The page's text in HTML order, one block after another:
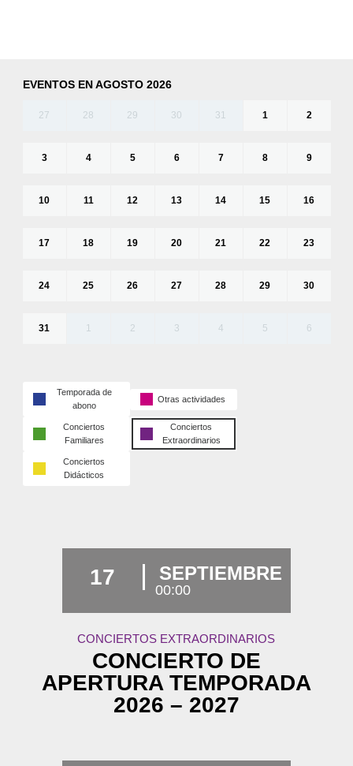
EVENTOS EN AGOSTO 2026
27 28 29 30 31 1 2
3 4 5 6 7 8 9
10 11 12 13 14 15 16
17 18 19 20 21 22 23
24 25 26 27 28 29 30
31 1 2 3 4 5 6
Temporada de
abono
Otras actividades
Conciertos
Familiares
Conciertos
Extraordinarios
Conciertos
Didácticos
17 SEPTIEMBRE
00:00
CONCIERTOS EXTRAORDINARIOS
CONCIERTO DE
APERTURA TEMPORADA
2026 – 2027